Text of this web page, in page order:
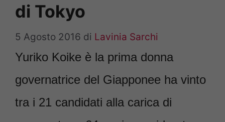
di Tokyo
5 Agosto 2016 di Lavinia Sarchi
Yuriko Koike è la prima donna
governatrice del Giapponee ha vinto
tra i 21 candidati alla carica di